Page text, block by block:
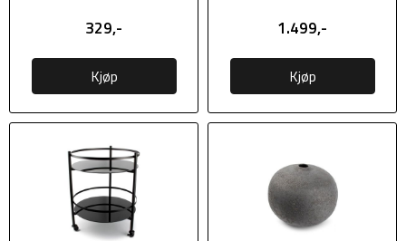
329,-
Kjøp
1.499,-
Kjøp